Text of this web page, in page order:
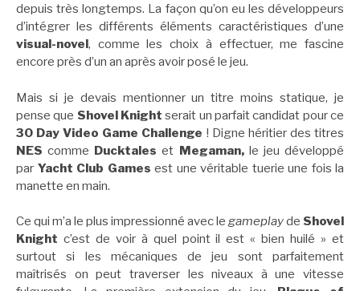
depuis très longtemps. La façon qu’on eu les développeurs
d’intégrer les différents éléments caractéristiques d’une
visual-novel , comme les choix à effectuer, me fascine
encore près d’un an après avoir posé le jeu.
Mais si je devais mentionner un titre moins statique, je
pense que Shovel Knight serait un parfait candidat pour ce
30 Day Video Game Challenge ! Digne héritier des titres
NES comme Ducktales et Megaman,le jeu développé
par Yacht Club Games est une véritable tuerie une fois la
manette en main.
Ce qui m’a le plus impressionné avec le gameplayde Shovel
Knight c’est de voir à quel point il est « bien huilé » et
surtout si les mécaniques de jeu sont parfaitement
maîtrisés on peut traverser les niveaux à une vitesse